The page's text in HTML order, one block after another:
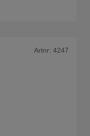
Artnr: 4247